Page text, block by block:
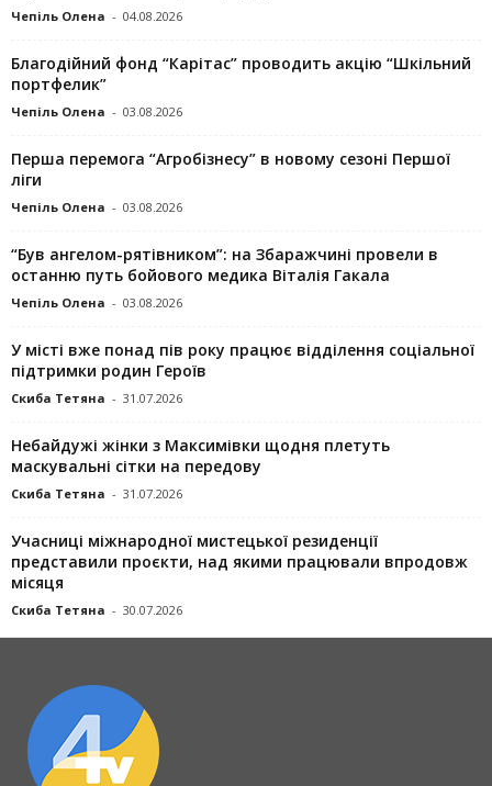
Чепіль Олена - 04.08.2026
Благодійний фонд “Карітас” проводить акцію “Шкільний
портфелик”
Чепіль Олена - 03.08.2026
Перша перемога “Агробізнесу” в новому сезоні Першої
ліги
Чепіль Олена - 03.08.2026
“Був ангелом-рятівником”: на Збаражчині провели в
останню путь бойового медика Віталія Гакала
Чепіль Олена - 03.08.2026
У місті вже понад пів року працює відділення соціальної
підтримки родин Героїв
Скиба Тетяна - 31.07.2026
Небайдужі жінки з Максимівки щодня плетуть
маскувальні сітки на передову
Скиба Тетяна - 31.07.2026
Учасниці міжнародної мистецької резиденції
представили проєкти, над якими працювали впродовж
місяця
Скиба Тетяна - 30.07.2026